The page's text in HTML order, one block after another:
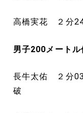
高橋実花 ２分24
男子200メートル
長牛太佑 ２分
破